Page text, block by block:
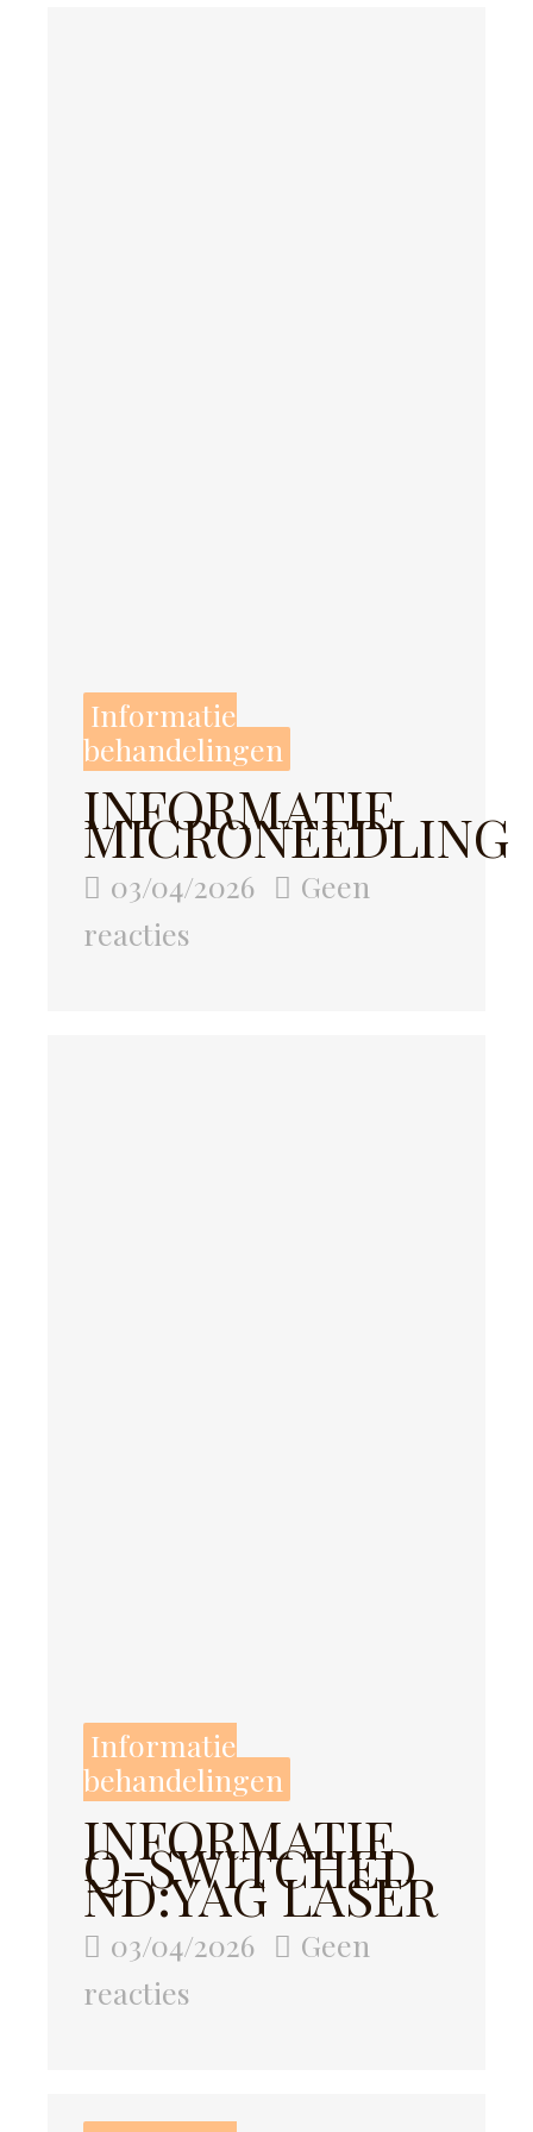
Informatie
behandelingen
INFORMATIE
MICRONEEDLING
03/04/2026
Geen
reacties
Informatie
behandelingen
INFORMATIE
Q-SWITCHED
ND:YAG LASER
03/04/2026
Geen
reacties